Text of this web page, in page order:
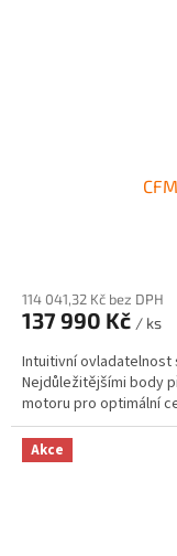
114 041,32 Kč bez DPH
137 990 Kč / ks
Intuitivní ovladatelnost
Nejdůležitějšími body
motoru pro optimální
Akce